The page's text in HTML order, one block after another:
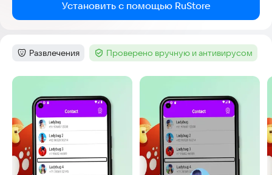
Установить с помощью RuStore
Категория:
Развлечения Тег :Проверено вручную и антивирусом
Скриншоты